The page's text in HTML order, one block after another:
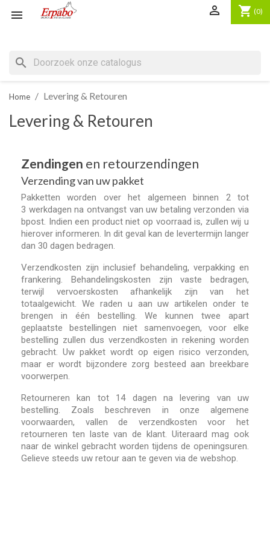
 shopping_cart (0)

search
Home Levering & Retouren
Levering & Retouren
Zendingen en retourzendingen
Verzending van uw pakket
Pakketten worden over het algemeen binnen 2 tot
3 werkdagen na ontvangst van uw betaling verzonden via
bpost. Indien een product niet op voorraad is, zullen wij u
hierover informeren. In dit geval kan de levertermijn langer
dan 30 dagen bedragen.
Verzendkosten zijn inclusief behandeling, verpakking en
frankering. Behandelingskosten zijn vaste bedragen,
terwijl vervoerskosten afhankelijk zijn van het
totaalgewicht. We raden u aan uw artikelen onder te
brengen in één bestelling. We kunnen twee apart
geplaatste bestellingen niet samenvoegen, voor elke
bestelling zullen dus verzendkosten in rekening worden
gebracht. Uw pakket wordt op eigen risico verzonden,
maar er wordt bijzondere zorg besteed aan breekbare
voorwerpen.
Retourneren kan tot 14 dagen na levering van uw
bestelling. Zoals beschreven in onze algemene
voorwaarden, vallen de verzendkosten voor het
retourneren ten laste van de klant. Uiteraard mag ook
naar de winkel gebracht worden tijdens de openingsuren.
Gelieve steeds uw retour aan te geven via de webshop.